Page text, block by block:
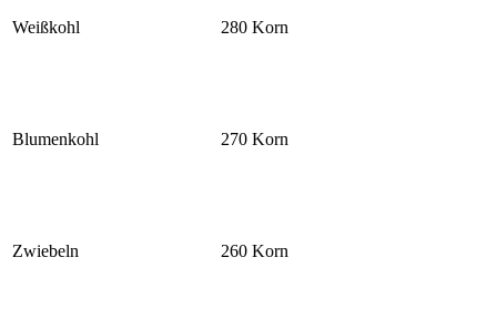
Weißkohl 280 Korn
Blumenkohl 270 Korn
Zwiebeln 260 Korn